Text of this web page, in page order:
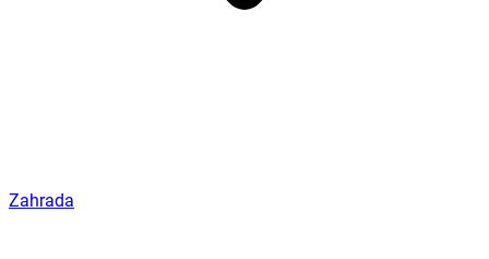
Zahrada